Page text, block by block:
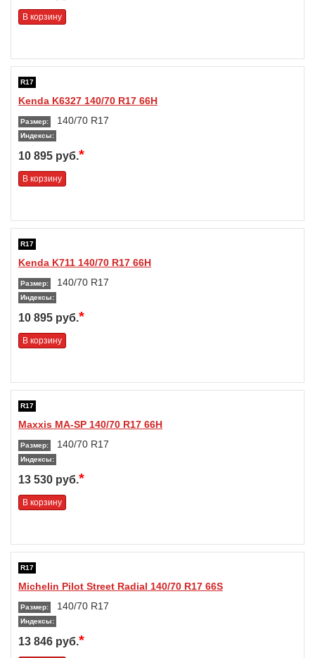
В корзину
R17
Kenda K6327 140/70 R17 66H
Размер: 140/70 R17
Индексы:
10 895 руб.*
В корзину
R17
Kenda K711 140/70 R17 66H
Размер: 140/70 R17
Индексы:
10 895 руб.*
В корзину
R17
Maxxis MA-SP 140/70 R17 66H
Размер: 140/70 R17
Индексы:
13 530 руб.*
В корзину
R17
Michelin Pilot Street Radial 140/70 R17 66S
Размер: 140/70 R17
Индексы:
13 846 руб.*